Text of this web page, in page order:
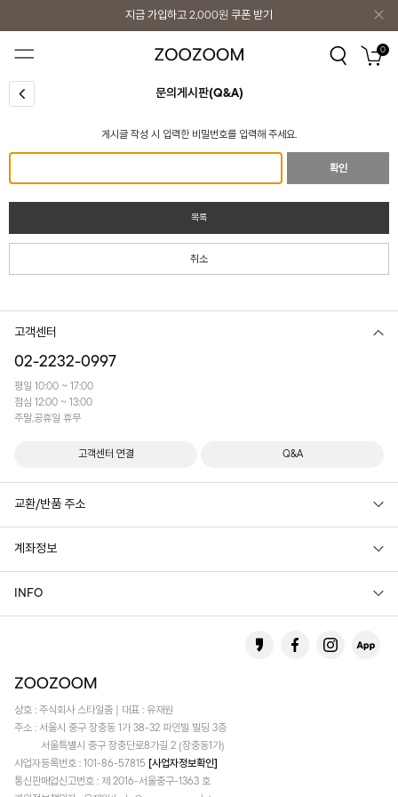
지금 가입하고 2,000원 쿠폰 받기
지금 가입하고 2,000원 쿠폰 받기 0
문의게시판(Q&A)
게시글 작성 시 입력한 비밀번호를 입력해 주세요.
확인
목록
취소
고객센터
02-2232-0997
평일 10:00 ~ 17:00
점심 12:00 ~ 13:00
주말,공휴일 휴무
고객센터 연결 Q&A
교환/반품 주소
계좌정보
INFO
상호 : 주식회사 스타일줌 | 대표 : 유재원
주소 : 서울시 중구 장충동 1가 38-32 파인빌 빌딩 3층
서울특별시 중구 장충단로8가길 2 (장충동1가)
사업자등록번호 : 101-86-57815 [사업자정보확인]
통신판매업신고번호 : 제 2016-서울중구-1363 호